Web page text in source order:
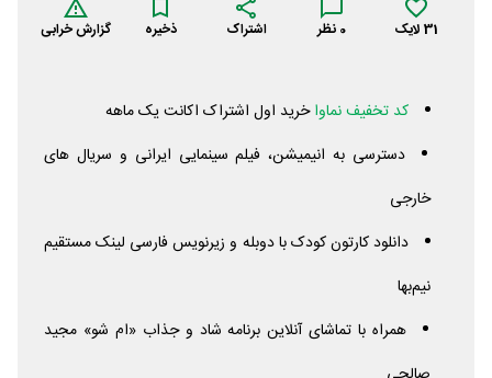
31 لایک 0 نظر اشتراک ذخیره گزارش خرابی
کد تخفیف نماواخرید اول اشتراک اکانت یک ماهه
دسترسی به انیمیشن، فیلم سینمایی ایرانی و سریال های
خارجی
دانلود کارتون کودک با دوبله و زیرنویس فارسی لینک مستقیم
نیم‌بها
همراه با تماشای آنلاین برنامه شاد و جذاب «ام شو» مجید